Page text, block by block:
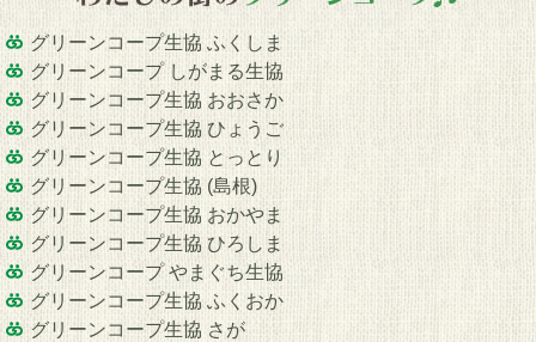
グリーンコープ生協 ふくしま
グリーンコープ しがまる生協
グリーンコープ生協 おおさか
グリーンコープ生協 ひょうご
グリーンコープ生協 とっとり
グリーンコープ生協 (島根)
グリーンコープ生協 おかやま
グリーンコープ生協 ひろしま
グリーンコープ やまぐち生協
グリーンコープ生協 ふくおか
グリーンコープ生協 さが